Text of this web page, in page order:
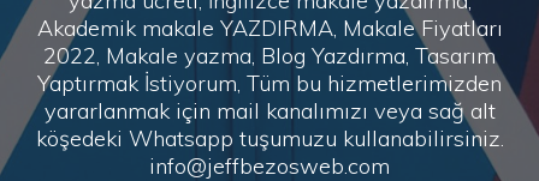
Akademik makale YAZDIRMA, Makale Fiyatları
2022, Makale yazma, Blog Yazdırma, Tasarım
Yaptırmak İstiyorum, Tüm bu hizmetlerimizden
yararlanmak için mail kanalımızı veya sağ alt
köşedeki Whatsapp tuşumuzu kullanabilirsiniz.
info@jeffbezosweb.com